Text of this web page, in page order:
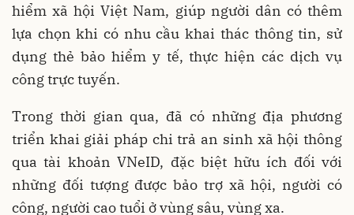
hiểm xã hội Việt Nam, giúp người dân có thêm
lựa chọn khi có nhu cầu khai thác thông tin, sử
dụng thẻ bảo hiểm y tế, thực hiện các dịch vụ
công trực tuyến.
Trong thời gian qua, đã có những địa phương
triển khai giải pháp chi trả an sinh xã hội thông
qua tài khoản VNeID, đặc biệt hữu ích đối với
những đối tượng được bảo trợ xã hội, người có
công, người cao tuổi ở vùng sâu, vùng xa.